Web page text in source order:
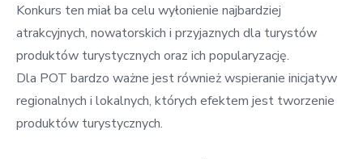
Bolechowicach
Konkurs ten miał ba celu wyłonienie najbardziej
atrakcyjnych, nowatorskich i przyjaznych dla turystów
produktów turystycznych oraz ich popularyzację.
Dla POT bardzo ważne jest również wspieranie inicjatyw
regionalnych i lokalnych, których efektem jest tworzenie
produktów turystycznych.